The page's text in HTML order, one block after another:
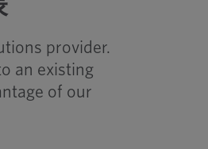
provider.
an existing
of our